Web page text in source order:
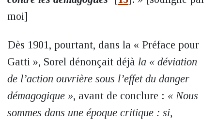
moi]
Dès 1901, pourtant, dans la « Préface pour
Gatti », Sorel dénonçait déjà la « déviation
de l’action ouvrière sous l’effet du danger
démagogique », avant de conclure : « Nous
sommes dans une époque critique : si,